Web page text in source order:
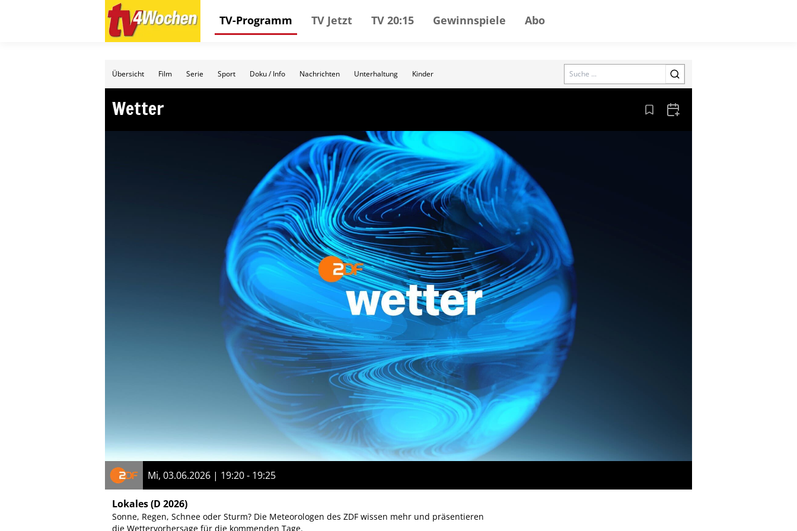
TV-Programm TV Jetzt TV 20:15 Gewinnspiele Abo
Übersicht Film Serie Sport Doku / Info Nachrichten Unterhaltung Kinder Search
Wetter Aus den Lesezeichen entfernen
Zum Kalender hinzufügen
Mi, 03.06.2026 | 19:20 - 19:25
Lokales(D 2026)
Sonne, Regen, Schnee oder Sturm? Die Meteorologen des ZDF wissen mehr und präsentieren
die Wettervorhersage für die kommenden Tage.